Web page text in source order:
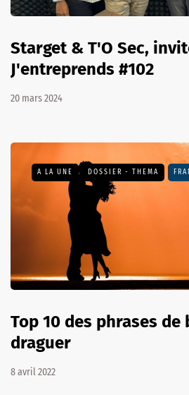
Starget & T'O Sec,
J'entreprends #102
20 mars 2024
A LA UNE DOSSIER - THEMA
Top 10 des phrases
draguer
8 avril 2022